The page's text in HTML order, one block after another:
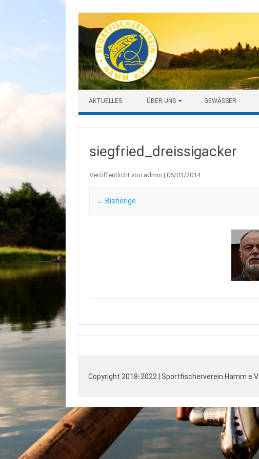
AKTUELLES ÜBER UNS GEWÄSSER
siegfried_dreissigacker
Veröffentlicht von admin | 06/01/2014
← Bisherige
Copyright 2018-2022 | Sportfischerverein Hamm e.V.